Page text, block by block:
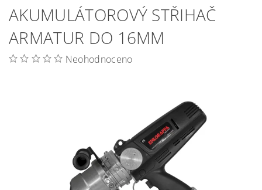
AKUMULÁTOROVÝ STŘIHAČ
ARMATUR DO 16MM
Neohodnoceno